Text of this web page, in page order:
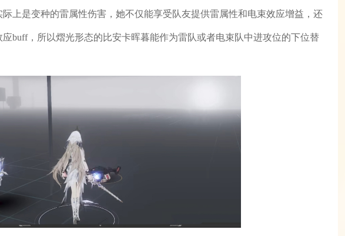
上是变种的雷属性伤害，她不仅能享受队友提供雷属性和电束效应增益，还
buff，所以熠光形态的比安卡晖暮能作为雷队或者电束队中进攻位的下位替